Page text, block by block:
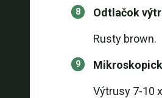
Odtlačok
Rusty brown.
Výtrusy 7-10